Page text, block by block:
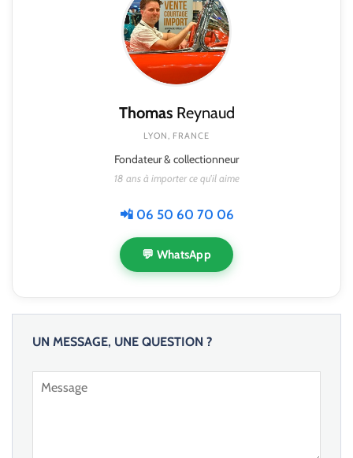
ThomasReynaud
LYON, FRANCE
Fondateur & collectionneur
18 ans à importer ce qu'il aime
📲 06 50 60 70 06
💬 WhatsApp
UN MESSAGE, UNE QUESTION ?